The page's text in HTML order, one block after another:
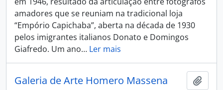
amadores que se reuniam na tradicional loja
“Empório Capichaba”, aberta na década de 1930
pelos imigrantes italianos Donato e Domingos
Giafredo. Um ano… Ler mais
Galeria de Arte Homero Massena